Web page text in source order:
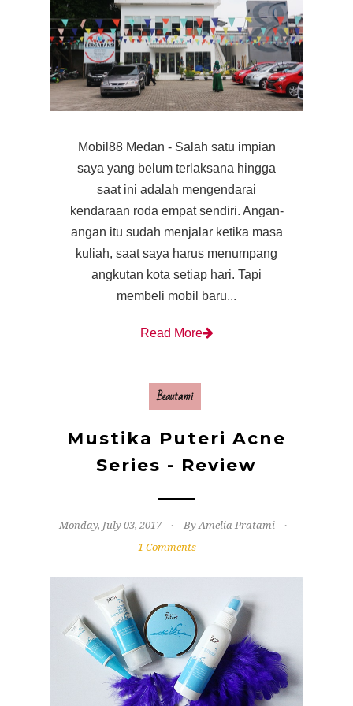
Mobil88 Medan - Salah satu impian
saya yang belum terlaksana hingga
saat ini adalah mengendarai
kendaraan roda empat sendiri. Angan-
angan itu sudah menjalar ketika masa
kuliah, saat saya harus menumpang
angkutan kota setiap hari. Tapi
membeli mobil baru...
Read More
Beautami
Mustika Puteri Acne
Series - Review
Monday, July 03, 2017
By Amelia Pratami
1 Comments